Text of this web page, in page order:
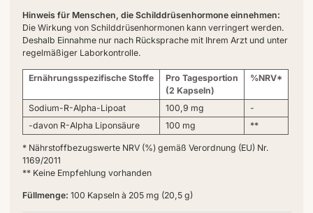
Hinweis für Menschen, die Schilddrüsenhormone einnehmen:
Die Wirkung von Schilddrüsenhormonen kann verringert werden.
Deshalb Einnahme nur nach Rücksprache mit Ihrem Arzt und unter
regelmäßiger Laborkontrolle.
Ernährungsspezifische Stoffe
Pro Tagesportion
(2 Kapseln)
%NRV*
Sodium-R-Alpha-Lipoat 100,9 mg
-
-davon R-Alpha Liponsäure
100 mg **
* Nährstoffbezugswerte NRV (%) gemäß Verordnung (EU) Nr.
1169/2011
** Keine Empfehlung vorhanden
Füllmenge: 100 Kapseln à 205 mg (20,5 g)